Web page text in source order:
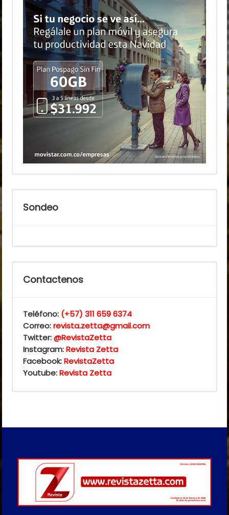
Sondeo
Contactenos
Teléfono: (+57) 311 659 6374
Correo:revista.zetta@gmail.com
Twitter:@RevistaZetta
Instagram:Revista Zetta
Facebook:RevistaZetta
Youtube:Revista Zetta